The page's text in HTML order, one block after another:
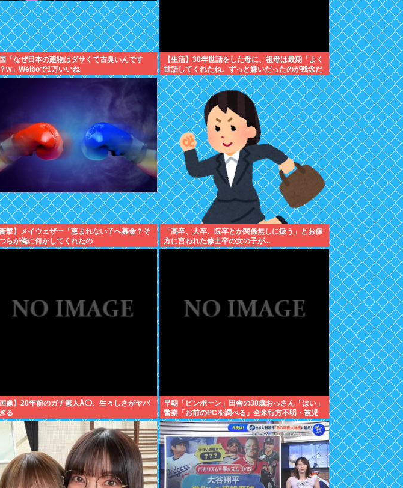
「なぜ日本の建物はダサくて古臭いんです
w」Weiboで1万いいね
【生活】30年世話をした母に、祖母は最期「よく
世話してくれたね。ずっと嫌いだったのが残念だ
よ」と言って死んだ
衝撃】メイウェザー「恵まれない子へ募金？そ
らが俺に何かしてくれたの
・・・・・？」⇒！！！
「高卒、大卒、院卒とか関係無しに扱う」とお偉
方に言われた修士卒の女の子が...
画像】20年前のガチ素人Å◯、生々しさがヤバ
る
早朝「ピンポーン」田舎の38歳おっさん「はい」
警察「お前のPCを調べる」全米行方不明・被児
童搾取センターからの通報により児ホ゜画像を発
見、逮捕